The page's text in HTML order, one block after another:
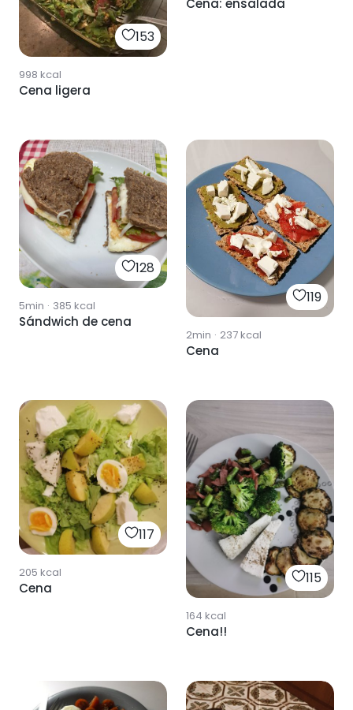
153
998 kcal
Cena ligera
Cena: ensalada
128
5min · 385 kcal
Sándwich de cena
119
2min · 237kcal
Cena
117
205 kcal
Cena
115
164 kcal
Cena!!